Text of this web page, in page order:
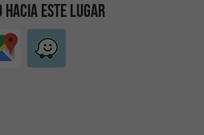
HACIA ESTE LUGAR